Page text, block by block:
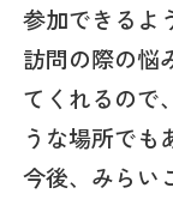
参加できるよ
訪問の際の悩
てくれるので
うな場所でも
今後、みらい